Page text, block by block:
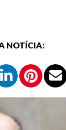
NOTÍCIA: